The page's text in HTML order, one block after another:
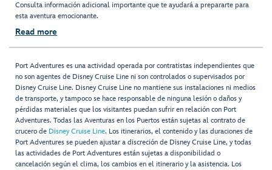
Consulta información adicional importante que te ayudará a prepararte para
esta aventura emocionante.
Read more
Port Adventures es una actividad operada por contratistas independientes que
no son agentes de Disney Cruise Line ni son controlados o supervisados por
Disney Cruise Line. Disney Cruise Line no mantiene sus instalaciones ni medios
de transporte, y tampoco se hace responsable de ninguna lesión o daños y
pérdidas materiales que los visitantes puedan sufrir en relación con Port
Adventures. Todas las Aventuras en los Puertos están sujetas al contrato de
crucero de Disney Cruise Line. Los itinerarios, el contenido y las duraciones de
Port Adventures se pueden ajustar a discreción de Disney Cruise Line, y todas
las actividades de Port Adventures están sujetas a disponibilidad o
cancelación según el clima, los cambios en el itinerario y la asistencia. Los